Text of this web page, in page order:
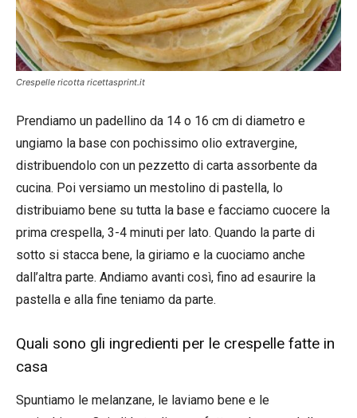
Crespelle ricotta ricettasprint.it
Prendiamo un padellino da 14 o 16 cm di diametro e
ungiamo la base con pochissimo olio extravergine,
distribuendolo con un pezzetto di carta assorbente da
cucina. Poi versiamo un mestolino di pastella, lo
distribuiamo bene su tutta la base e facciamo cuocere la
prima crespella, 3-4 minuti per lato. Quando la parte di
sotto si stacca bene, la giriamo e la cuociamo anche
dall’altra parte. Andiamo avanti così, fino ad esaurire la
pastella e alla fine teniamo da parte.
Quali sono gli ingredienti per le crespelle fatte in
casa
Spuntiamo le melanzane, le laviamo bene e le